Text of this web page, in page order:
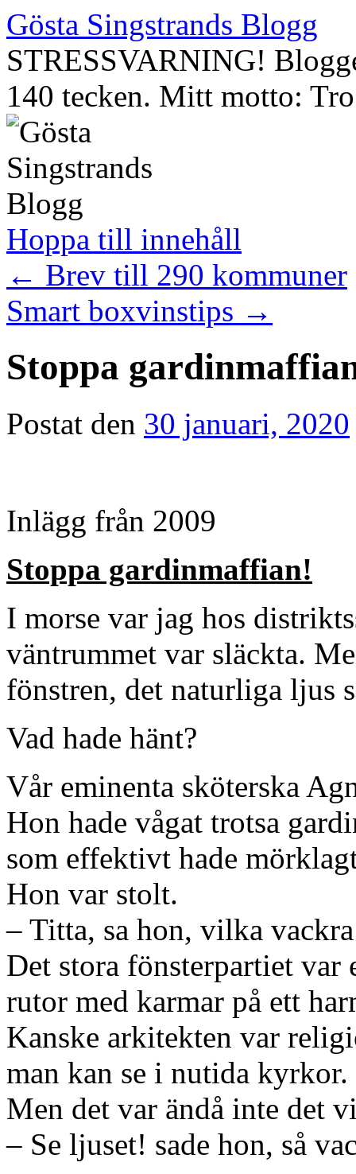
Gösta Singstrands Blogg
STRESSVARNING!
140 tecken. Mitt motto:
Hoppa till innehåll
← Brev till 290 kommuner
Smart boxvinstips →
Stoppa
Postat den 30 januari, 2020
Inlägg från 2009
Stoppa gardinmaffian!
I morse var jag hos
väntrummet var släckta.
fönstren, det naturliga ljus
Vad hade hänt?
Vår eminenta sköterska
Hon hade vågat trotsa
som effektivt hade
Hon var stolt.
– Titta, sa hon, vilka
Det stora fönsterpartiet var
rutor med karmar på ett
Kanske arkitekten var
man kan se i nutida kyrkor.
Men det var ändå inte det
– Se ljuset! sade hon, så